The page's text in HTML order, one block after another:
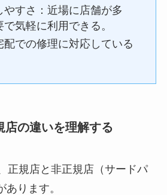
やすさ：近場に店舗が多
で気軽に利用できる。
配での修理に対応している
の違いを理解する
正規店と非正規店（サードパ
ります。